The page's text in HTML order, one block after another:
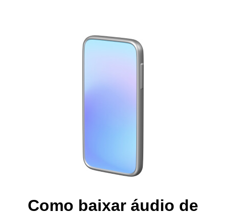
Como baixar áudio de